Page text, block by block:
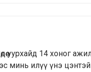
уурхайд 14 хоног
минь илүү үнэ цэнтэй